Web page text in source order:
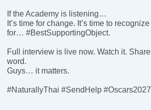
If the Academy is listening…
It’s time for change. It’s time to
for… #BestSupportingObject.
Full interview is live now. Watch it.
word.
Guys… it matters.
#NaturallyThai #SendHelp #Oscars2027